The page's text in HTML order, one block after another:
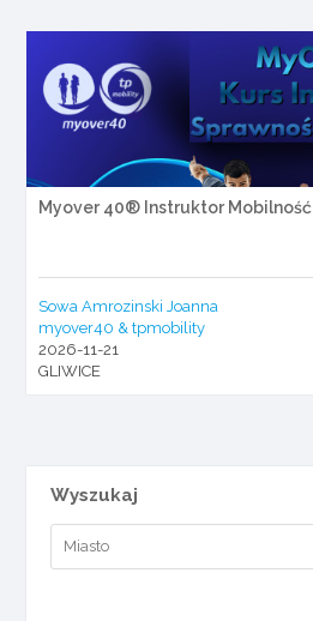
Myover 40® Instruktor Mobilność
Sowa Amrozinski Joanna
myover40 & tpmobility
2026-11-21
GLIWICE
Wyszukaj